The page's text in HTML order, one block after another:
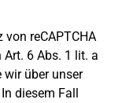
reCAPTCHA
6 Abs. 1 lit. a
wir über unser
diesem Fall